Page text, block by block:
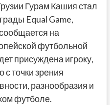
Гурам Кашия стал
Equal Game,
на
футбольной
присуждена игроку,
точки зрения
разнообразия и
футболе.